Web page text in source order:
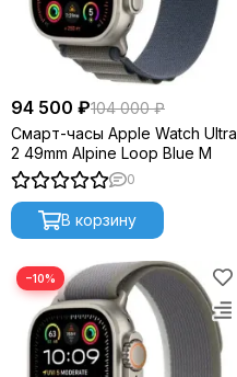
94 500 ₽104 000 ₽
Смарт-часы Apple Watch Ultra
2 49mm Alpine Loop Blue M
0
В корзину
−10%